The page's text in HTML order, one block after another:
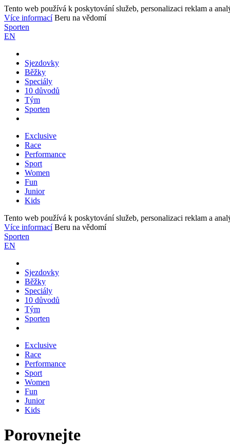
Tento web používá k poskytování služeb, personalizaci reklam a
Více informací Beru na vědomí
Sporten
EN
Sjezdovky
Běžky
Speciály
10 důvodů
Tým
Sporten
Exclusive
Race
Performance
Sport
Women
Fun
Junior
Kids
Tento web používá k poskytování služeb, personalizaci reklam a
Více informací Beru na vědomí
Sporten
EN
Sjezdovky
Běžky
Speciály
10 důvodů
Tým
Sporten
Exclusive
Race
Performance
Sport
Women
Fun
Junior
Kids
Porovnejte